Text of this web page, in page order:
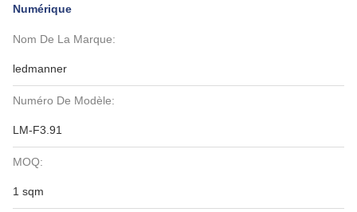
Numérique
Nom De La Marque:
ledmanner
Numéro De Modèle:
LM-F3.91
MOQ:
1 sqm